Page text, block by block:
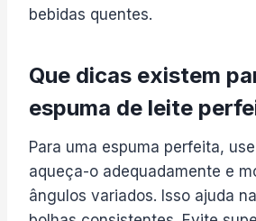
bebidas quentes.
Que dicas existem
espuma de leite
Para uma espuma perfeita,
aqueça-o adequadamente e
ângulos variados. Isso ajuda